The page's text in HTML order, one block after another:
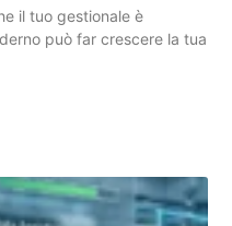
il tuo gestionale è
può far crescere la tua